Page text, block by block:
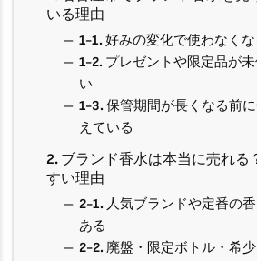
いる理由
1-1. 好みの変化で使わなく
1-2. プレゼントや限定品が
い
1-3. 保管期間が長くなる前
えている
2. ブランド香水は本当に売れる
すい理由
2-1. 人気ブランドや定番の
ある
2-2. 廃盤・限定ボトル・希